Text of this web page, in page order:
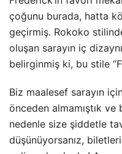
çoğunu burada, hatta
geçirmiş. Rokoko
oluşan sarayın iç
belirginmiş ki, bu stile
Biz maalesef sarayın
önceden almamıştık ve
nedenle size şiddetle
düşünüyorsanız,